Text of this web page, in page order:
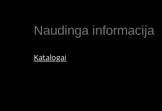
Naudinga informacija
Katalogai